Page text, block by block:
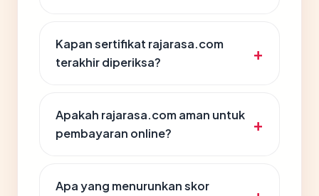
Kapan sertifikat rajarasa.com
terakhir diperiksa?
Apakah rajarasa.com aman untuk
pembayaran online?
Apa yang menurunkan skor